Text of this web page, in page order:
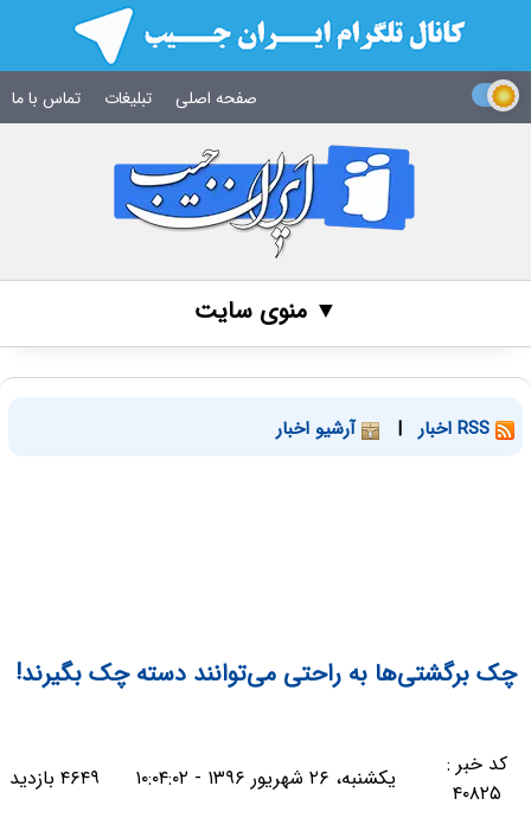
صفحه اصلی تبلیغات تماس با ما
▼ منوی سایت
| آرشیو اخبار
چک برگشتی‌ها به راحتی می‌توانند دسته چک بگیرند!
کد خبر :
۴۰۸۲۵
یکشنبه، ۲۶ شهریور ۱۳۹۶ - ۱۰:۰۴:۰۲ ۴۶۴۹ بازدید